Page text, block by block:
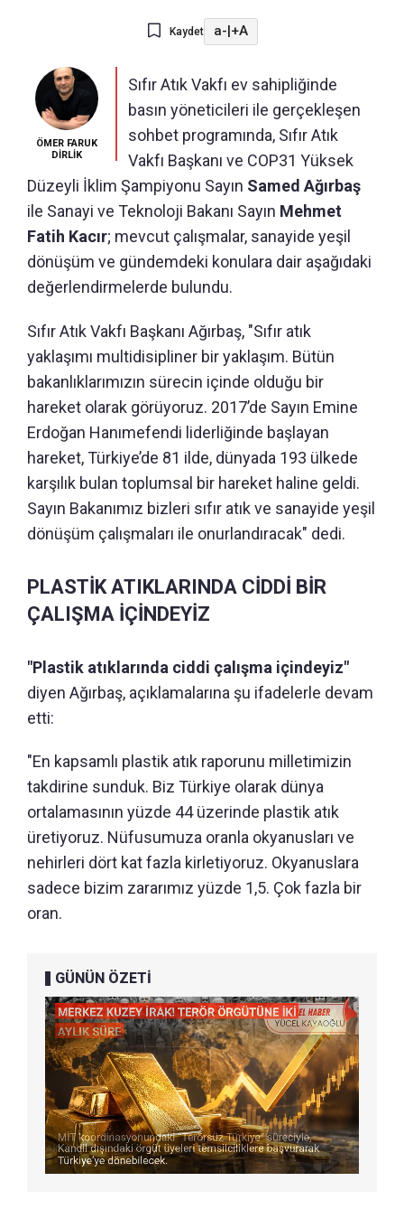
Kaydet a- +A
ÖMER FARUK
DİRLİK
Sıfır Atık Vakfı ev sahipliğinde
basın yöneticileri ile gerçekleşen
sohbet programında, Sıfır Atık
Vakfı Başkanı ve COP31 Yüksek
Düzeyli İklim Şampiyonu Sayın Samed Ağırbaş
ile Sanayi ve Teknoloji Bakanı Sayın Mehmet
Fatih Kacır; mevcut çalışmalar, sanayide yeşil
dönüşüm ve gündemdeki konulara dair aşağıdaki
değerlendirmelerde bulundu.
Sıfır Atık Vakfı Başkanı Ağırbaş, "Sıfır atık
yaklaşımı multidisipliner bir yaklaşım. Bütün
bakanlıklarımızın sürecin içinde olduğu bir
hareket olarak görüyoruz. 2017’de Sayın Emine
Erdoğan Hanımefendi liderliğinde başlayan
hareket, Türkiye’de 81 ilde, dünyada 193 ülkede
karşılık bulan toplumsal bir hareket haline geldi.
Sayın Bakanımız bizleri sıfır atık ve sanayide yeşil
dönüşüm çalışmaları ile onurlandıracak" dedi.
PLASTİK ATIKLARINDA CİDDİ BİR
ÇALIŞMA İÇİNDEYİZ
"Plastik atıklarında ciddi çalışma içindeyiz"
diyen Ağırbaş, açıklamalarına şu ifadelerle devam
etti:
"En kapsamlı plastik atık raporunu milletimizin
takdirine sunduk. Biz Türkiye olarak dünya
ortalamasının yüzde 44 üzerinde plastik atık
üretiyoruz. Nüfusumuza oranla okyanusları ve
nehirleri dört kat fazla kirletiyoruz. Okyanuslara
sadece bizim zararımız yüzde 1,5. Çok fazla bir
oran.
GÜNÜN ÖZETİ